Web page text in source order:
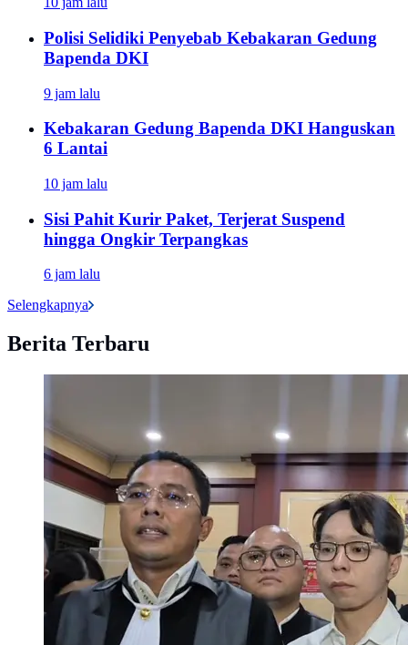
Polisi Selidiki Penyebab Kebakaran Gedung
Bapenda DKI
9 jam lalu
Kebakaran Gedung Bapenda DKI Hanguskan
6 Lantai
10 jam lalu
Sisi Pahit Kurir Paket, Terjerat Suspend
hingga Ongkir Terpangkas
6 jam lalu
Selengkapnya
Berita Terbaru